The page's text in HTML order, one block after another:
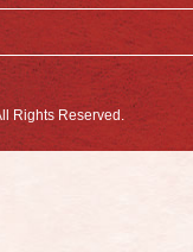
Rights Reserved.